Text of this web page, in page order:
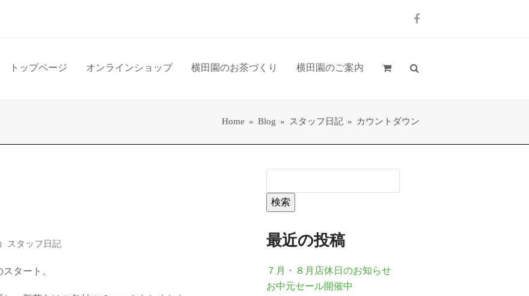
Facebook
トップページ オンラインショップ 横田園のお茶づくり 横田園のご案内
Home » Blog » スタッフ日記 » カウントダウン
スタッフ日記
タート。
検索
最近の投稿
７月・８月店休日のお知らせ
お中元セール開催中